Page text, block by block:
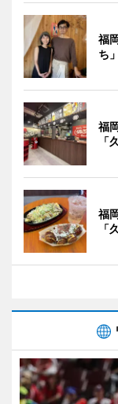
福
ち
福
「
福
「